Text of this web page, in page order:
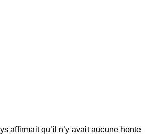
affirmait qu’il n’y avait aucune honte